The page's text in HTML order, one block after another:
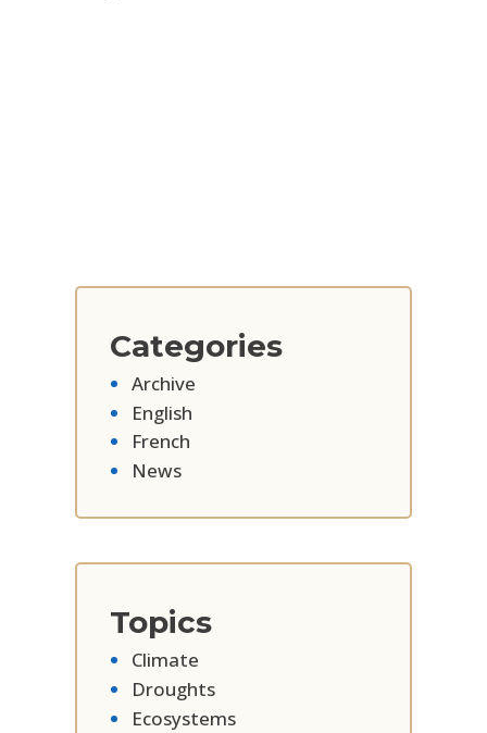
Categories
Archive
English
French
News
Topics
Climate
Droughts
Ecosystems